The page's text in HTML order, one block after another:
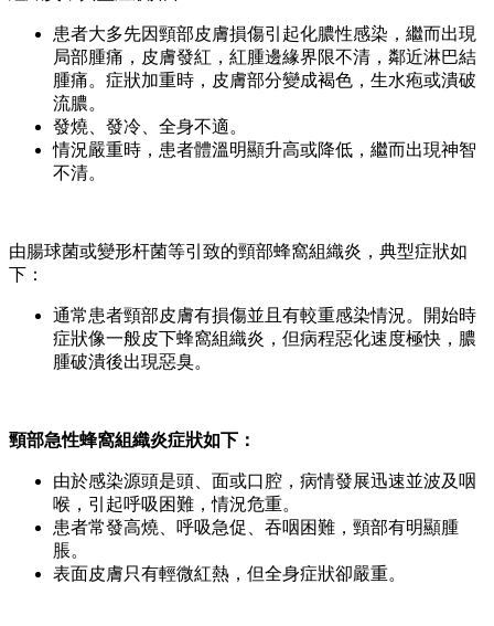
患者大多先因頸部皮膚損傷引起化膿性感染，繼而出現
局部腫痛，皮膚發紅，紅腫邊緣界限不清，鄰近淋巴結
腫痛。症狀加重時，皮膚部分變成褐色，生水疱或潰破
流膿。
發燒、發冷、全身不適。
情況嚴重時，患者體溫明顯升高或降低，繼而出現神智
不清。
由腸球菌或變形杆菌等引致的頸部蜂窩組織炎，典型症狀如
下：
通常患者頸部皮膚有損傷並且有較重感染情況。開始時
症狀像一般皮下蜂窩組織炎，但病程惡化速度極快，膿
腫破潰後出現惡臭。
頸部急性蜂窩組織炎症狀如下：
由於感染源頭是頭、面或口腔，病情發展迅速並波及咽
喉，引起呼吸困難，情況危重。
患者常發高燒、呼吸急促、吞咽困難，頸部有明顯腫
脹。
表面皮膚只有輕微紅熱，但全身症狀卻嚴重。